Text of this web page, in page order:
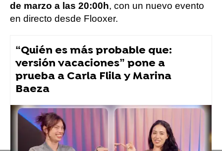
de marzo a las 20:00h, con un nuevo evento
en directo desde Flooxer.
“Quién es más probable que:
versión vacaciones” pone a
prueba a Carla Flila y Marina
Baeza
Flooxer Now » Formatos » Noticias